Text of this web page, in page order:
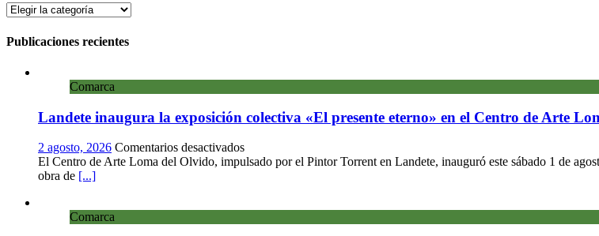
Categorías
Publicaciones recientes
Comarca
Landete inaugura la exposición colectiva «El presente eterno» en el Centro de Arte
2 agosto, 2026 Comentarios desactivadosen
Landete
El Centro de Arte Loma del Olvido, impulsado por el Pintor Torrent en Landete, inauguró este sábado 1 de
obra de [...]
Comarca